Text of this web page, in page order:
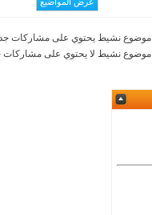
موضوع نشيط يحتوي على مشاركات
موضوع نشيط لا يحتوي على مشاركات